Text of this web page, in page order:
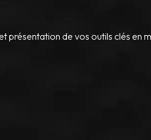
présentation de vos outils clés en